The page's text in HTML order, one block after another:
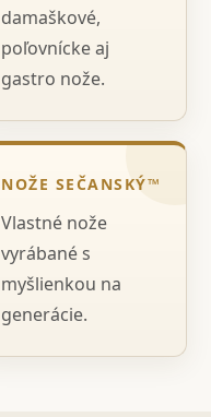
damaškové,
poľovnícke aj
gastro nože.
NOŽE SEČANSKÝ™
Vlastné nože
vyrábané s
myšlienkou na
generácie.